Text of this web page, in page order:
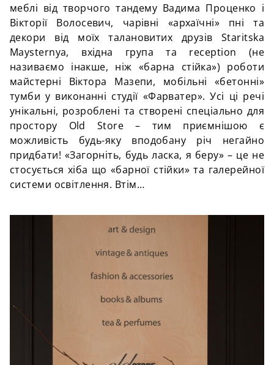
меблі від творчого тандему Вадима Проценко і
Вікторії Волосевич, чарівні «архаїчні» пні та
декори від моїх талановитих друзів Staritska
Maysternya, вхідна група та reception (не
називаємо інакше, ніж «барна стійка») роботи
майстерні Віктора Мазепи, мобільні «бетонні»
тумби у виконанні студії «Фарватер». Усі ці речі
унікальні, розроблені та створені спеціально для
простору Old Store – тим приємнішою є
можливість будь-яку вподобану річ негайно
придбати! «Загорніть, будь ласка, я беру» – це не
стосується хіба що «барної стійки» та галерейної
системи освітлення. Втім…